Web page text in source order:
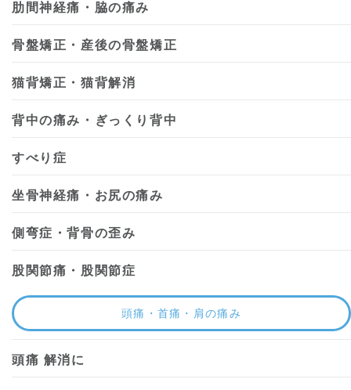
肋間神経痛・脇の痛み
骨盤矯正・産後の骨盤矯正
猫背矯正・猫背解消
背中の痛み・ぎっくり背中
すべり症
坐骨神経痛・お尻の痛み
側弯症・背骨の歪み
股関節痛・股関節症
頭痛・首痛・肩の痛み
頭痛 解消に